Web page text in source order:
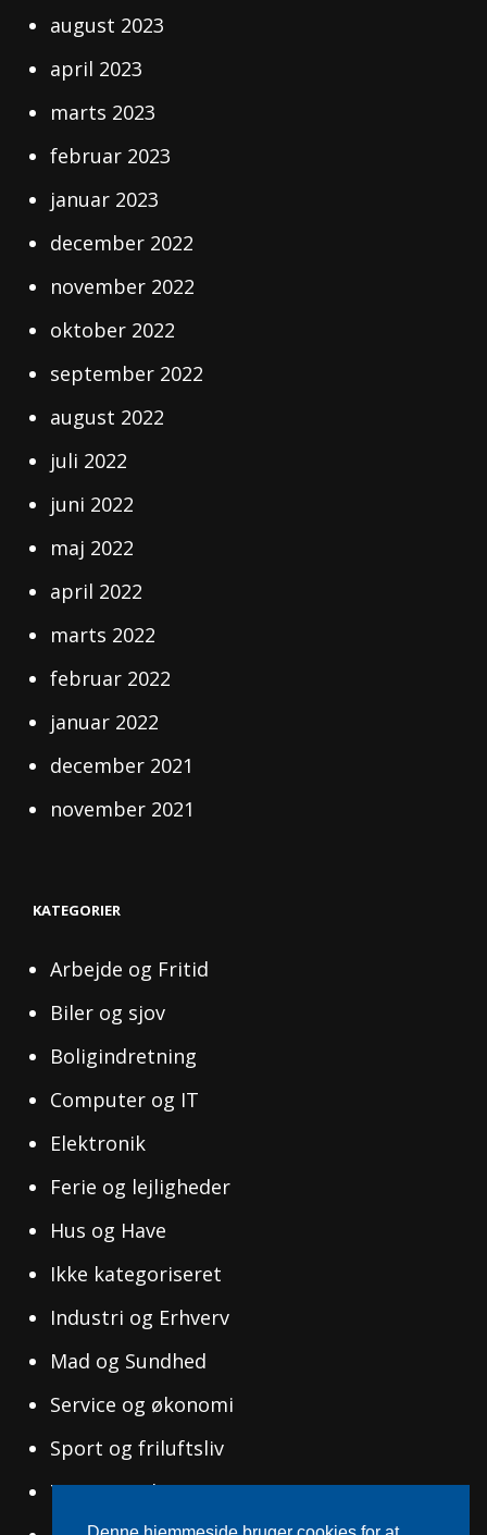
august 2023
april 2023
marts 2023
februar 2023
januar 2023
december 2022
november 2022
oktober 2022
september 2022
august 2022
juli 2022
juni 2022
maj 2022
april 2022
marts 2022
februar 2022
januar 2022
december 2021
november 2021
KATEGORIER
Arbejde og Fritid
Biler og sjov
Boligindretning
Computer og IT
Elektronik
Ferie og lejligheder
Hus og Have
Ikke kategoriseret
Industri og Erhverv
Mad og Sundhed
Service og økonomi
Sport og friluftsliv
Tøj og Mode